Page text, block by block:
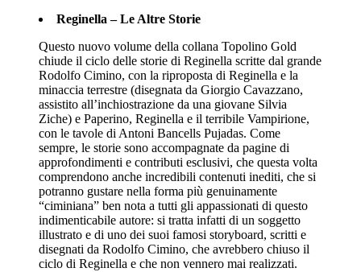
Reginella – Le Altre Storie
Questo nuovo volume della collana Topolino Gold
chiude il ciclo delle storie di Reginella scritte dal grande
Rodolfo Cimino, con la riproposta di Reginella e la
minaccia terrestre (disegnata da Giorgio Cavazzano,
assistito all’inchiostrazione da una giovane Silvia
Ziche) e Paperino, Reginella e il terribile Vampirione,
con le tavole di Antoni Bancells Pujadas. Come
sempre, le storie sono accompagnate da pagine di
approfondimenti e contributi esclusivi, che questa volta
comprendono anche incredibili contenuti inediti, che si
potranno gustare nella forma più genuinamente
“ciminiana” ben nota a tutti gli appassionati di questo
indimenticabile autore: si tratta infatti di un soggetto
illustrato e di uno dei suoi famosi storyboard, scritti e
disegnati da Rodolfo Cimino, che avrebbero chiuso il
ciclo di Reginella e che non vennero mai realizzati.